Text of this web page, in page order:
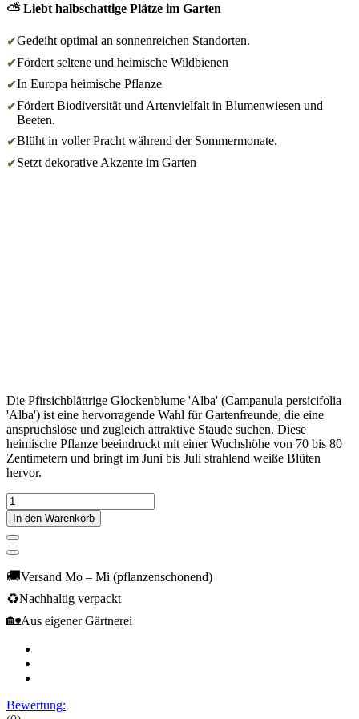
⛅ Liebt halbschattige Plätze im Garten
✔Gedeiht optimal an sonnenreichen Standorten.
✔Fördert seltene und heimische Wildbienen
✔In Europa heimische Pflanze
✔Fördert Biodiversität und Artenvielfalt in Blumenwiesen und
Beeten.
✔Blüht in voller Pracht während der Sommermonate.
✔Setzt dekorative Akzente im Garten
Die Pfirsichblättrige Glockenblume 'Alba' (Campanula persicifolia
'Alba') ist eine hervorragende Wahl für Gartenfreunde, die eine
anspruchslose und zugleich attraktive Staude suchen. Diese
heimische Pflanze beeindruckt mit einer Wuchshöhe von 70 bis 80
Zentimetern und bringt im Juni bis Juli strahlend weiße Blüten
hervor.
In den Warenkorb
🚚Versand Mo – Mi (pflanzenschonend)
♻️Nachhaltig verpackt
🏡Aus eigener Gärtnerei
Bewertung: